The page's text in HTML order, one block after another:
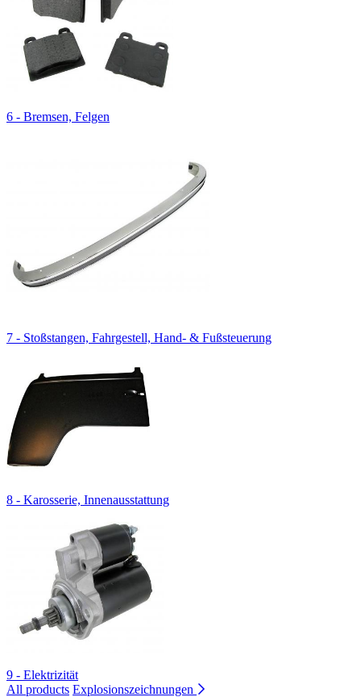
6 - Bremsen, Felgen
7 - Stoßstangen, Fahrgestell, Hand- & Fußsteuerung
8 - Karosserie, Innenausstattung
9 - Elektrizität
All products Explosionszeichnungen